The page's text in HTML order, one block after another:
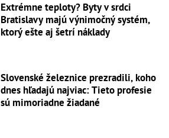
Extrémne teploty? Byty v srdci
Bratislavy majú výnimočný systém,
ktorý ešte aj šetrí náklady
Slovenské železnice prezradili, koho
dnes hľadajú najviac: Tieto profesie
sú mimoriadne žiadané